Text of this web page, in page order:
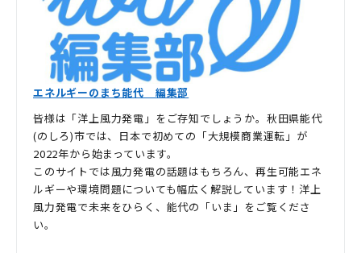
エネルギーのまち能代 編集部
皆様は「洋上風力発電」をご存知でしょうか。秋田県能代
(のしろ)市では、日本で初めての「大規模商業運転」が
2022年から始まっています。
このサイトでは風力発電の話題はもちろん、再生可能エネ
ルギーや環境問題についても幅広く解説しています！洋上
風力発電で未来をひらく、能代の「いま」をご覧くださ
い。